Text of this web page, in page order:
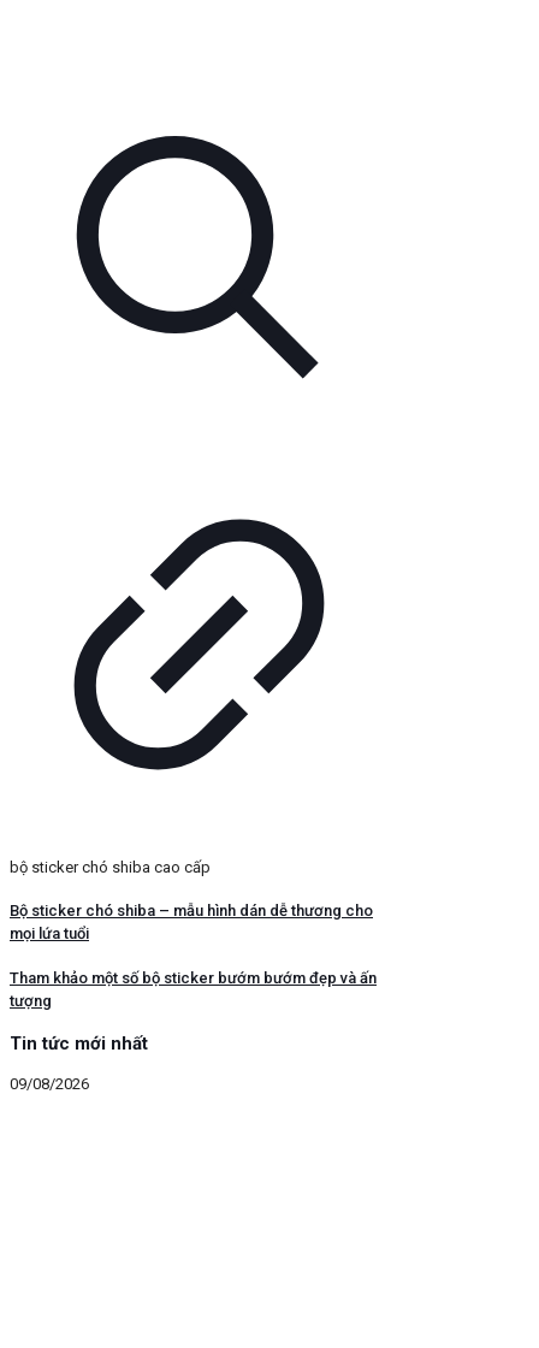
bộ sticker chó shiba cao cấp
Bộ sticker chó shiba – mẫu hình dán dễ thương cho
mọi lứa tuổi
Tham khảo một số bộ sticker bướm bướm đẹp và ấn
tượng
Tin tức mới nhất
09/08/2026